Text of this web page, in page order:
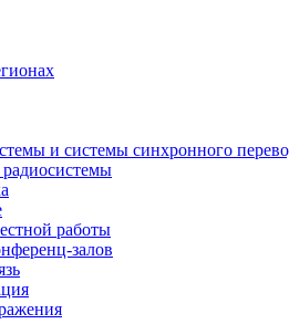
и системы синхронного
работы
залов